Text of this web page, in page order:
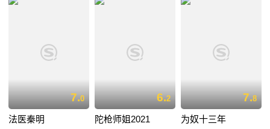
7.0
法医秦明
6.2
陀枪师姐2021
7.8
为奴十三年